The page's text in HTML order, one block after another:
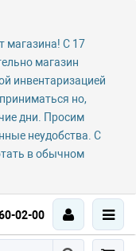
магазина! С 17
магазин
инвентаризацией
но,
дни. Просим
неудобства. С
в обычном
02-00